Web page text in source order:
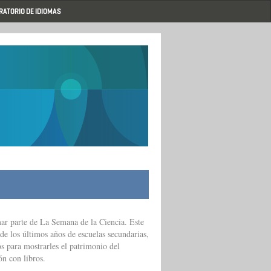
DE IDIOMAS
parte de La Semana de la Ciencia. Este
los últimos años de escuelas secundarias,
para mostrarles el patrimonio del
con libros.